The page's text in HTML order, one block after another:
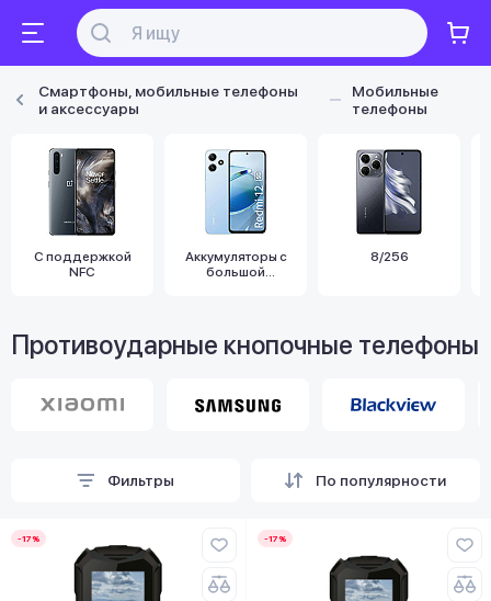
Смартфоны, мобильные телефоны
и аксессуары
Мобильные
телефоны
С поддержкой
NFC
Аккумуляторы с
большой
8/256
Противоударные кнопочные телефоны
Фильтры По популярности
-17% -17%